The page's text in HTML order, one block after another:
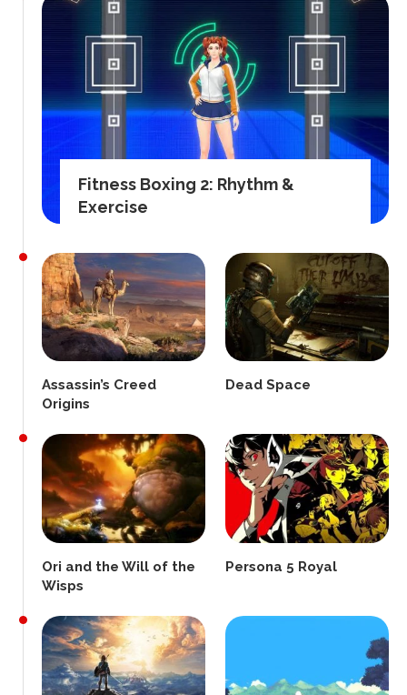
Fitness Boxing 2: Rhythm &
Exercise
Assassin’s Creed
Origins
Dead Space
Ori and the Will of the
Wisps
Persona 5 Royal